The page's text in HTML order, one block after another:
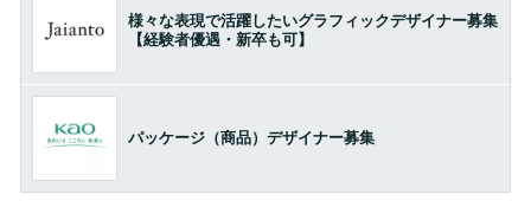
様々な表現で活躍したいグラフィックデザイナー募集
【経験者優遇・新卒も可】
パッケージ（商品）デザイナー募集